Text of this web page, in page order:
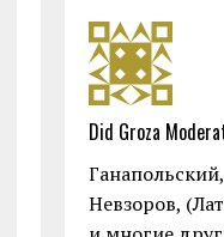
Did Groza
Невзоров,